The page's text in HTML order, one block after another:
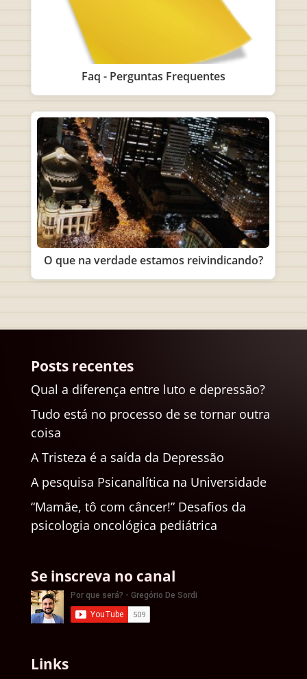
Faq - Perguntas Frequentes
O que na verdade estamos reivindicando?
Posts recentes
Qual a diferença entre luto e depressão?
Tudo está no processo de se tornar outra
coisa
A Tristeza é a saída da Depressão
A pesquisa Psicanalítica na Universidade
“Mamãe, tô com câncer!” Desafios da
psicologia oncológica pediátrica
Se inscreva no canal
Links